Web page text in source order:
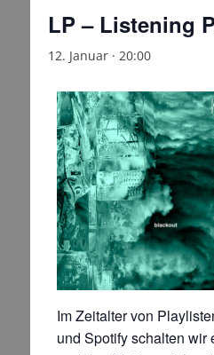
LP – Listening
12. Januar · 20:00
Im Zeitalter von
und Spotify schalten wir